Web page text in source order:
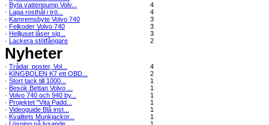
· Byta vattenpump Volv...
4
· Laga rosthål i trö...
4
· Kamremsbyte Volvo 740
3
· Felkoder Volvo 740
3
· Helljuset låser sig...
3
· Lackera stötfångare 2
Nyheter
· Trådar, poster, Vol...
4
· KINGBOLEN K7 ett OBD...
2
· Stort tack till 1000...
1
· Besök Bettan Volvo ...
1
· Volvo 740 och 940 by...
1
· Projektet "Vita Padd...
1
· Videoguide Blå inst...
1
· Kvalitets Munkjackor...
1